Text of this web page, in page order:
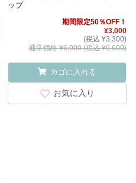
ップ
期間限定50％OFF！
¥3,000
(税込 ¥3,300)
通常価格 ¥6,000 (税込 ¥6,600)
カゴに入れる
お気に入り